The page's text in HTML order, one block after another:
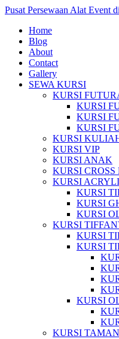
Pusat Persewaan Alat Event
Home
Blog
About
Contact
Gallery
SEWA KURSI
KURSI
KURSI
KURSI
KURSI
KURSI
KURSI VIP
KURSI ANAK
KURSI CROSS
KURSI
KURSI
KURSI
KURSI
KURSI
KURSI
KURSI
KURSI
KURSI